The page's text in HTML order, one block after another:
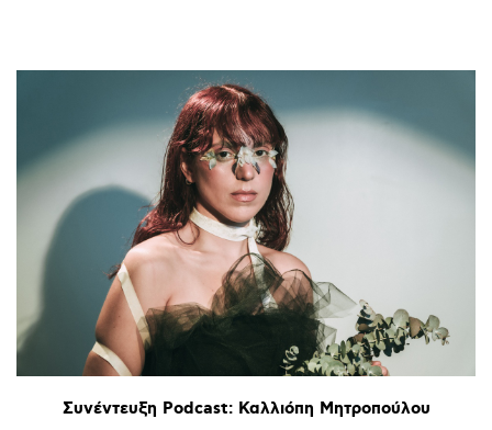
Συνέντευξη Podcast: Καλλιόπη Μητροπούλου